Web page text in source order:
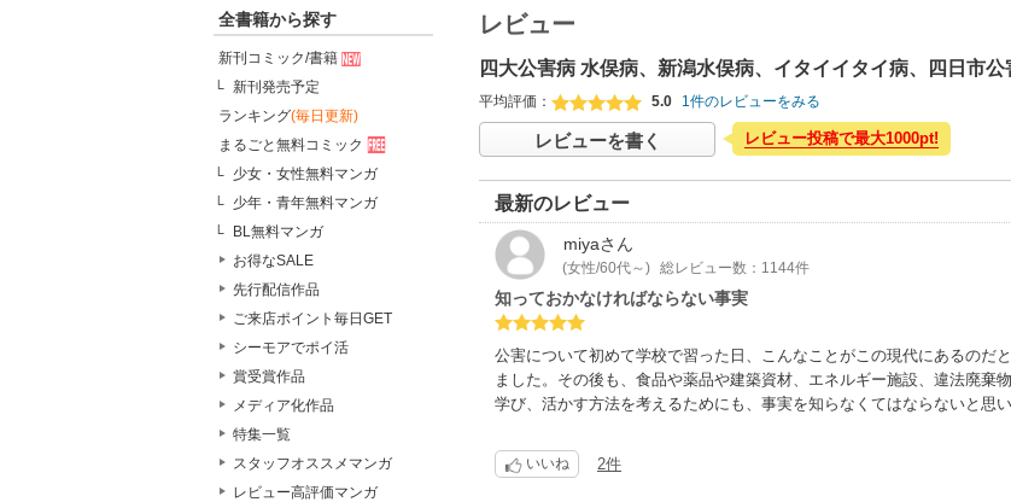
全書籍から探す
新刊コミック/書籍
新刊発売予定
ランキング(毎日更新)
まるごと無料コミック
少女・女性無料マンガ
少年・青年無料マンガ
BL無料マンガ
お得なSALE
先行配信作品
ご来店ポイント毎日GET
シーモアでポイ活
賞受賞作品
メディア化作品
特集一覧
スタッフオススメマンガ
レビュー高評価マンガ
レビュー
四大公害病 水俣病、新潟水俣病、イタイイタイ病、四日市
平均評価： 5.0 1件のレビューをみる
レビューを書く レビュー投稿で最大1000pt!
最新のレビュー
miyaさん
(女性/60代～) 総レビュー数：1144件
知っておかなければならない事実
公害について初めて学校で習った日、こんなことがこの現代にあるのだ
ました。その後も、食品や薬品や建築資材、エネルギー施設、違法廃棄
学び、活かす方法を考えるためにも、事実を知らなくてはならないと思い
いいね 2件